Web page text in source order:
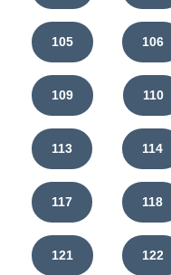
105 106
109 110
113 114
117 118
121 122